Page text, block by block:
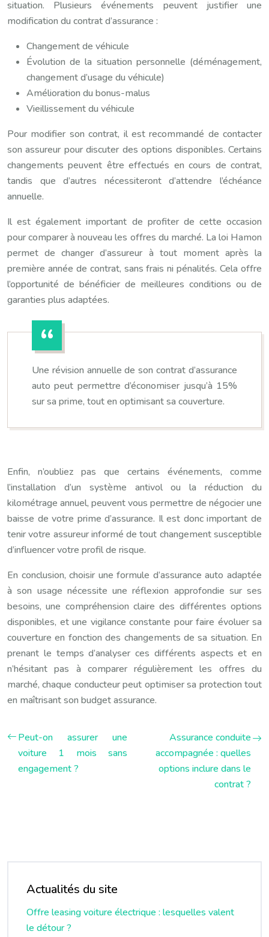
situation. Plusieurs événements peuvent justifier une
modification du contrat d’assurance :
Changement de véhicule
Évolution de la situation personnelle (déménagement,
changement d’usage du véhicule)
Amélioration du bonus-malus
Vieillissement du véhicule
Pour modifier son contrat, il est recommandé de contacter
son assureur pour discuter des options disponibles. Certains
changements peuvent être effectués en cours de contrat,
tandis que d’autres nécessiteront d’attendre l’échéance
annuelle.
Il est également important de profiter de cette occasion
pour comparer à nouveau les offres du marché. La loi Hamon
permet de changer d’assureur à tout moment après la
première année de contrat, sans frais ni pénalités. Cela offre
l’opportunité de bénéficier de meilleures conditions ou de
garanties plus adaptées.
Une révision annuelle de son contrat d’assurance
auto peut permettre d’économiser jusqu’à 15%
sur sa prime, tout en optimisant sa couverture.
Enfin, n’oubliez pas que certains événements, comme
l’installation d’un système antivol ou la réduction du
kilométrage annuel, peuvent vous permettre de négocier une
baisse de votre prime d’assurance. Il est donc important de
tenir votre assureur informé de tout changement susceptible
d’influencer votre profil de risque.
En conclusion, choisir une formule d’assurance auto adaptée
à son usage nécessite une réflexion approfondie sur ses
besoins, une compréhension claire des différentes options
disponibles, et une vigilance constante pour faire évoluer sa
couverture en fonction des changements de sa situation. En
prenant le temps d’analyser ces différents aspects et en
n’hésitant pas à comparer régulièrement les offres du
marché, chaque conducteur peut optimiser sa protection tout
en maîtrisant son budget assurance.
Peut-on assurer une
voiture 1 mois sans
engagement ?
Assurance conduite
accompagnée : quelles
options inclure dans le
contrat ?
Actualités du site
Offre leasing voiture électrique : lesquelles valent
le détour ?